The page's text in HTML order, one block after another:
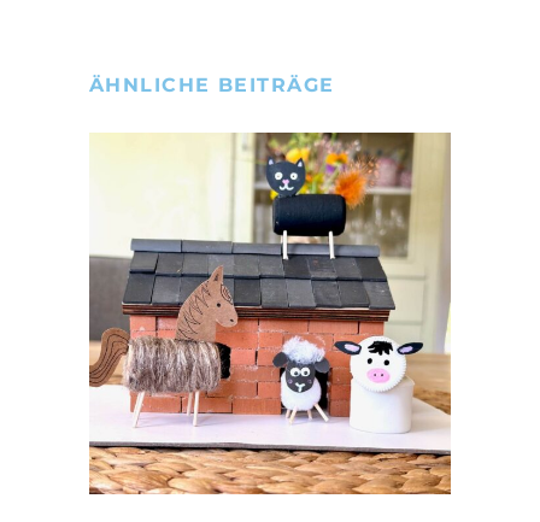
ÄHNLICHE BEITRÄGE